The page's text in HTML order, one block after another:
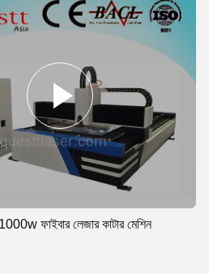
ফাইবার লেজার কাটার মেশিন